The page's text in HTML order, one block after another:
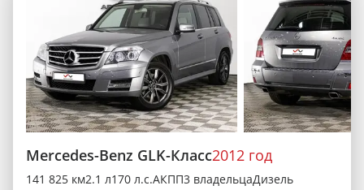
Mercedes-Benz GLK-Класс2012 год
141 825 км2.1 л170 л.с.АКПП3 владельцаДизель